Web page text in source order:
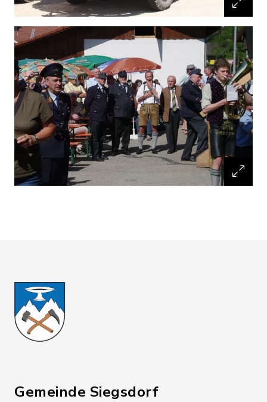
Gemeinde Siegsdorf